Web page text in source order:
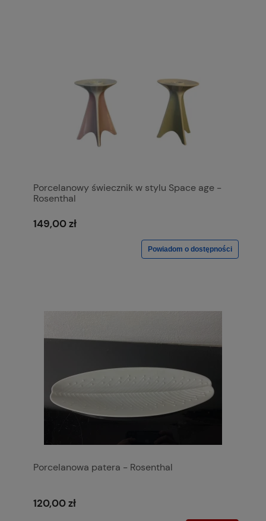
Porcelanowy świecznik w stylu Space age -
Rosenthal
149,00 zł
Powiadom o dostępności
Porcelanowa patera - Rosenthal
120,00 zł